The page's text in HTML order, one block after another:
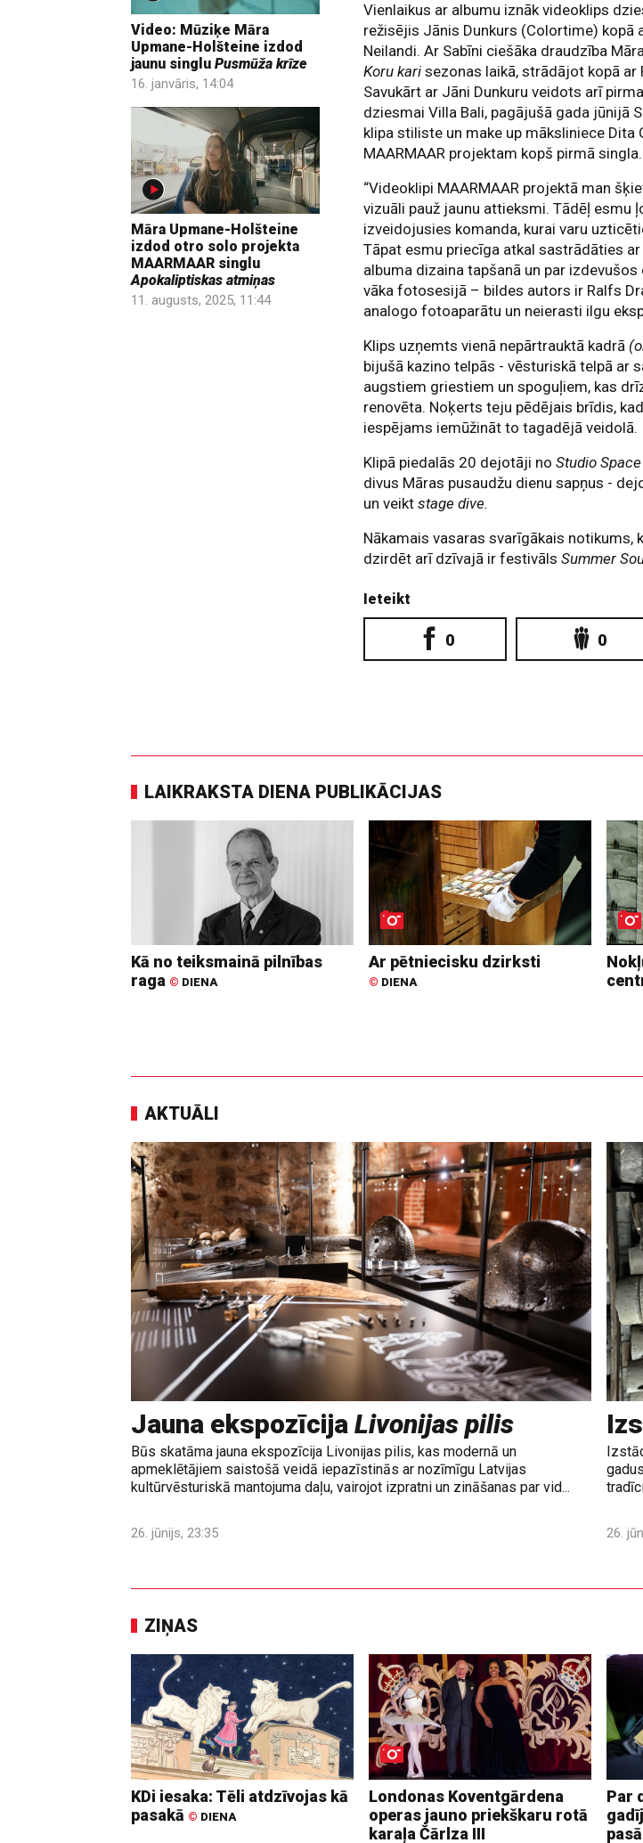
Video: Mūziķe Māra
Upmane-Holšteine izdod
jaunu singlu Pusmūža krīze
16. janvāris, 14:04
Māra Upmane-Holšteine
izdod otro solo projekta
MAARMAAR singlu
Apokaliptiskas atmiņas
11. augusts, 2025, 11:44
Vienlaikus ar albumu iznāk videoklips
režisējis Jānis Dunkurs (Colortime) kopā
Neilandi. Ar Sabīni ciešāka draudzība
Koru karisezonas laikā, strādājot kopā ar
Savukārt ar Jāni Dunkuru veidots arī
dziesmai Villa Bali, pagājušā gada jūnijā
klipa stiliste un make up māksliniece Dita
MAARMAAR projektam kopš pirmā singla.
“Videoklipi MAARMAAR projektā man
vizuāli pauž jaunu attieksmi. Tādēļ esmu
izveidojusies komanda, kurai varu
Tāpat esmu priecīga atkal sastrādāties
albuma dizaina tapšanā un par
vāka fotosesijā – bildes autors ir Ralfs
analogo fotoaparātu un neierasti ilgu
Klips uzņemts vienā nepārtrauktā kadrā
bijušā kazino telpās - vēsturiskā telpā ar
augstiem griestiem un spoguļiem, kas
renovēta. Noķerts teju pēdējais brīdis,
iespējams iemūžināt to tagadējā veidolā.
Klipā piedalās 20 dejotāji noStudio Space
divus Māras pusaudžu dienu sapņus -
un veiktstage dive.
Nākamais vasaras svarīgākais notikums,
dzirdēt arī dzīvajā ir festivālsSummer
Ieteikt
0 0
LAIKRAKSTA DIENA PUBLIKĀCIJAS
Kā no teiksmainā pilnības
raga © DIENA
Ar pētniecisku dzirksti
© DIENA
AKTUĀLI
Jauna ekspozīcija Livonijas pilis
Būs skatāma jauna ekspozīcija Livonijas pilis, kas modernā un
apmeklētājiem saistošā veidā iepazīstinās ar nozīmīgu Latvijas
kultūrvēsturiskā mantojuma daļu, vairojot izpratni un zināšanas par vid...
26. jūnijs, 23:35 26.
ZIŅAS
KDi iesaka: Tēli atdzīvojas kā
pasakā © DIENA
Londonas Koventgārdena
operas jauno priekškaru rotā
karaļa Čārlza III
Par